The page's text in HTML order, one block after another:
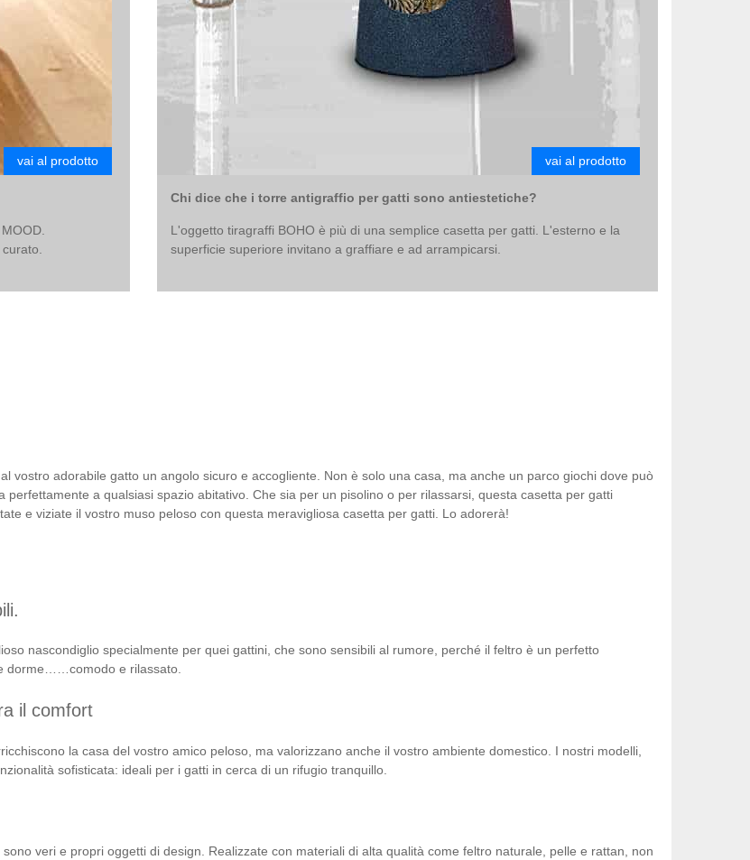
vai al prodotto vai al prodotto
Chi dice che i torre antigraffio per gatti sono antiestetiche?
L'oggetto tiragraffi BOHO è più di una semplice casetta per gatti. L'esterno e la
superficie superiore invitano a graffiare e ad arrampicarsi.
vostro adorabile gatto un angolo sicuro e accogliente. Non è solo una casa, ma anche un parco giochi dove può
a qualsiasi spazio abitativo. Che sia per un pisolino o per rilassarsi, questa casetta per gatti
e viziate il vostro muso peloso con questa meravigliosa casetta per gatti. Lo adorerà!
nascondiglio specialmente per quei gattini, che sono sensibili al rumore, perché il feltro è un perfetto
dorme……comodo e rilassato.
il comfort
la casa del vostro amico peloso, ma valorizzano anche il vostro ambiente domestico. I nostri modelli,
sofisticata: ideali per i gatti in cerca di un rifugio tranquillo.
veri e propri oggetti di design. Realizzate con materiali di alta qualità come feltro naturale, pelle e rattan, non